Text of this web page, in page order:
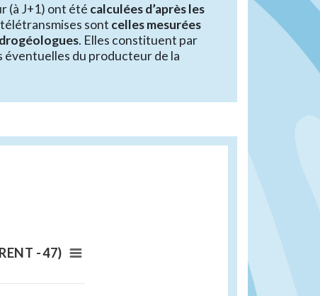
(à J+1) ont été calculées d’après les
sont celles mesurées
. Elles constituent par
du producteur de la
- 47)